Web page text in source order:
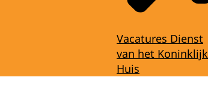
Vacatures Dienst
van het Koninklijk
Huis